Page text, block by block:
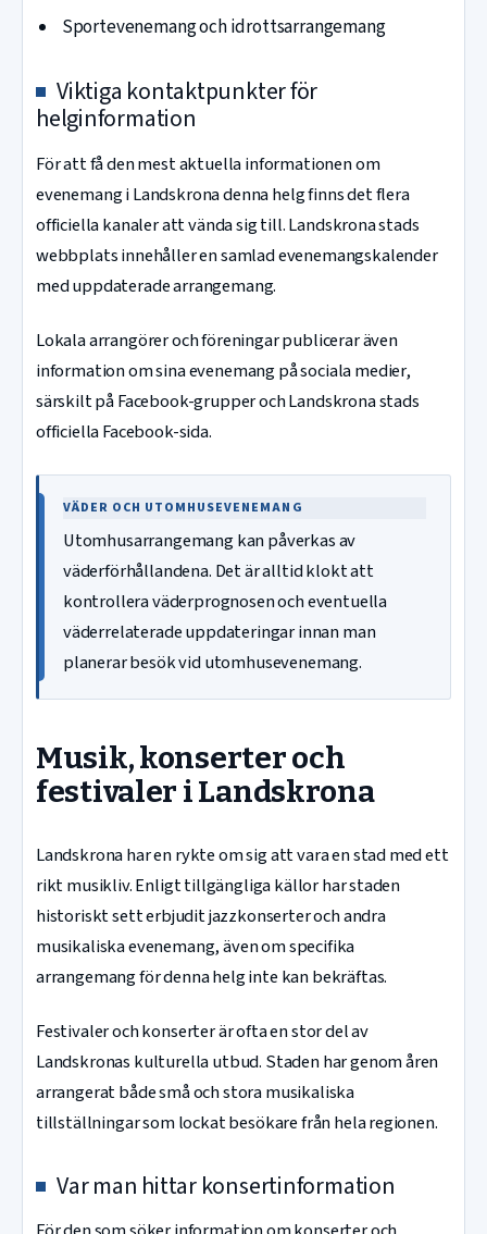
Sportevenemang och idrottsarrangemang
Viktiga kontaktpunkter för
helginformation
För att få den mest aktuella informationen om
evenemang i Landskrona denna helg finns det flera
officiella kanaler att vända sig till. Landskrona stads
webbplats innehåller en samlad evenemangskalender
med uppdaterade arrangemang.
Lokala arrangörer och föreningar publicerar även
information om sina evenemang på sociala medier,
särskilt på Facebook-grupper och Landskrona stads
officiella Facebook-sida.
VÄDER OCH UTOMHUSEVENEMANG
Utomhusarrangemang kan påverkas av
väderförhållandena. Det är alltid klokt att
kontrollera väderprognosen och eventuella
väderrelaterade uppdateringar innan man
planerar besök vid utomhusevenemang.
Musik, konserter och
festivaler i Landskrona
Landskrona har en rykte om sig att vara en stad med ett
rikt musikliv. Enligt tillgängliga källor har staden
historiskt sett erbjudit jazzkonserter och andra
musikaliska evenemang, även om specifika
arrangemang för denna helg inte kan bekräftas.
Festivaler och konserter är ofta en stor del av
Landskronas kulturella utbud. Staden har genom åren
arrangerat både små och stora musikaliska
tillställningar som lockat besökare från hela regionen.
Var man hittar konsertinformation